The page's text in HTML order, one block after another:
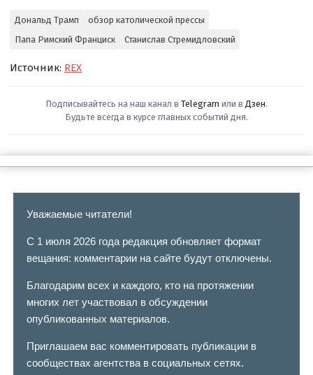
Дональд Трамп
обзор католической прессы
Папа Римский Франциск
Станислав Стремидловский
Источник: REX
Подписывайтесь на наш канал в Telegram или в Дзен.
Будьте всегда в курсе главных событий дня.
Уважаемые читатели!
С 1 июля 2026 года редакция обновляет формат
вещания: комментарии на сайте будут отключены.
Благодарим всех и каждого, кто на протяжении
многих лет участвовал в обсуждении
опубликованных материалов.
Приглашаем вас комментировать публикации в
сообществах агентства в социальных сетях.